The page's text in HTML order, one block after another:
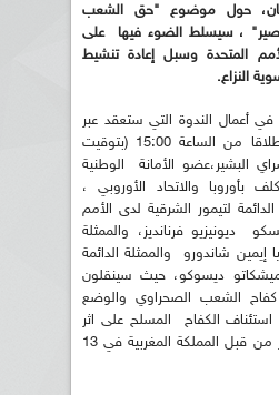
حول موضوع "حق الشعب
، سيسلط الضوء فيها على
المتحدة وسبل إعادة تنشيط
النزاع.
أعمال الندوة التي ستعقد عبر
تقنية "الويب إينار" انطلاقا من الساعة 15:00 (بتوقيت
البشير،عضو الأمانة الوطنية
بأوروبا والاتحاد الأوروبي ،
الدائمة لتيمور الشرقية لدى الأمم
ديونيزيو فرنانديز، والممثلة
إيمين شاندورو والممثلة الدائمة
ميشكاتو ديسوكو، حيث سينقلون
الشعب الصحراوي والوضع
الكفاح المسلح على اثر
انتهاك وقف إطلاق النار من قبل المملكة المغربية في 13